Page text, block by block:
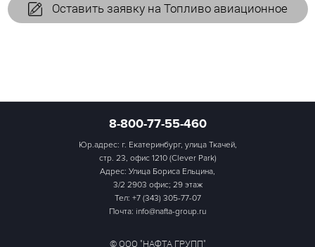
Оставить заявку на Топливо авиационное
8-800-77-55-460
Юр.адрес: г. Екатеринбург, улица Ткачей,
стр. 23, офис 1210 (Clever Park)
Адрес: Улица Бориса Ельцина,
3/2 2903 офис; 29 этаж
Тел: +7 (343) 305-77-07
Почта: info@nafta-group.ru
© ООО "НАФТА ГРУПП"